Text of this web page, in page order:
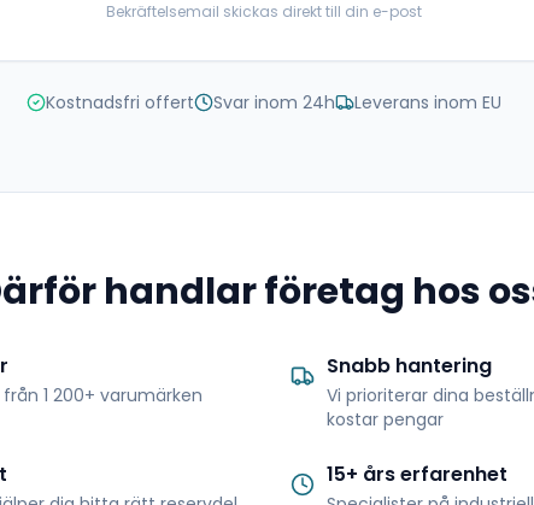
Bekräftelsemail skickas direkt till din e-post
Kostnadsfri offert Svar inom 24h Leverans inom EU
handlar företag hos
1 200+ varumärken
Snabb hantering
Vi prioriterar dina
kostar pengar
15+ års erfarenhet